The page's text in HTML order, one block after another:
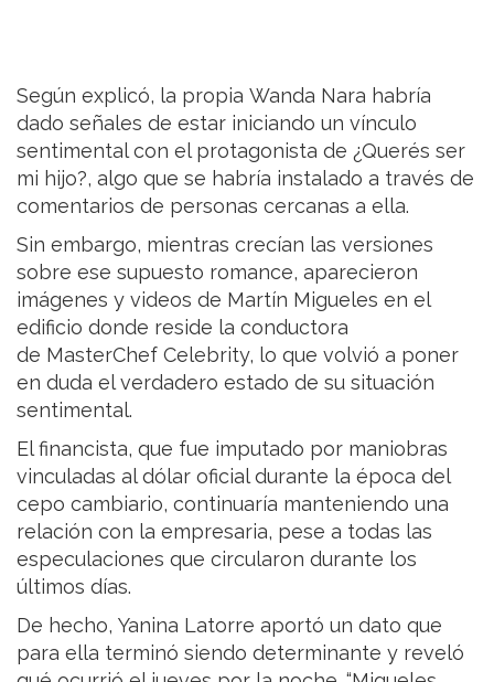
Según explicó, la propia Wanda Nara habría
dado señales de estar iniciando un vínculo
sentimental con el protagonista de ¿Querés ser
mi hijo?, algo que se habría instalado a través de
comentarios de personas cercanas a ella.
Sin embargo, mientras crecían las versiones
sobre ese supuesto romance, aparecieron
imágenes y videos de Martín Migueles en el
edificio donde reside la conductora
de MasterChef Celebrity, lo que volvió a poner
en duda el verdadero estado de su situación
sentimental.
El financista, que fue imputado por maniobras
vinculadas al dólar oficial durante la época del
cepo cambiario, continuaría manteniendo una
relación con la empresaria, pese a todas las
especulaciones que circularon durante los
últimos días.
De hecho, Yanina Latorre aportó un dato que
para ella terminó siendo determinante y reveló